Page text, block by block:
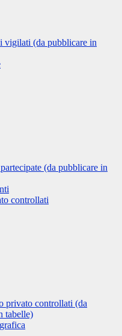
vigilati (da pubblicare in
(da pubblicare in
controllati
privato controllati (da
tabelle)